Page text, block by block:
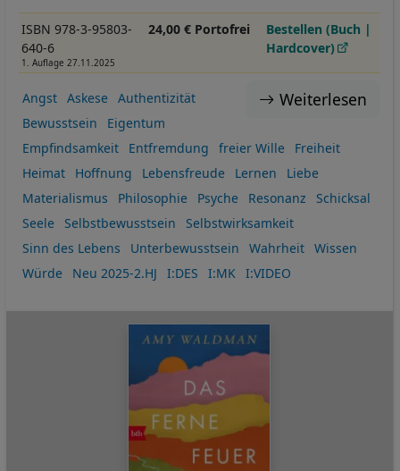
ISBN 978-3-95803-
640-6
1. Auflage 27.11.2025
24,00 € Portofrei
Bestellen (Buch |
Hardcover)
Weiterlesen
Angst Askese
Authentizität
Bewusstsein
Eigentum
Empfindsamkeit
Entfremdung freier Wille
Freiheit
Heimat
Hoffnung Lebensfreude Lernen
Liebe
Materialismus
Philosophie Psyche Resonanz
Schicksal
Seele
Selbstbewusstsein
Selbstwirksamkeit
Sinn des Lebens
Unterbewusstsein Wahrheit
Wissen
Würde
Neu 2025-2.HJ I:DES I:MK I:VIDEO